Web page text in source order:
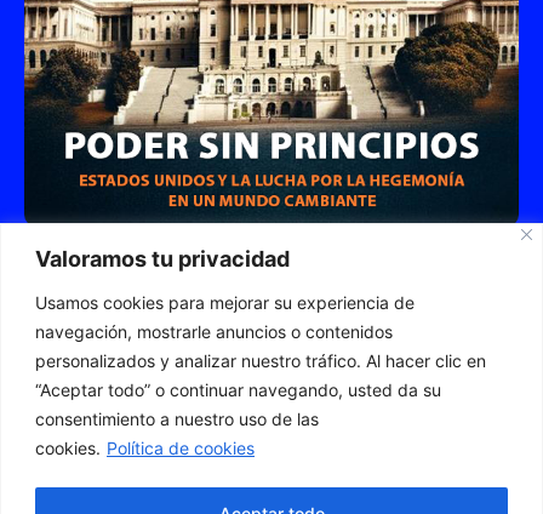
Valoramos tu privacidad
Usamos cookies para mejorar su experiencia de
navegación, mostrarle anuncios o contenidos
personalizados y analizar nuestro tráfico. Al hacer clic en
“Aceptar todo” o continuar navegando, usted da su
consentimiento a nuestro uso de las
cookies. Política de cookies
por la Hegemonía en un Mundo Cambiante
CÓMPRALO AHORA Y DESCUBRE LA VERDAD
DEL PODER GLOBAL
© 2023 Todos los derechos reservados